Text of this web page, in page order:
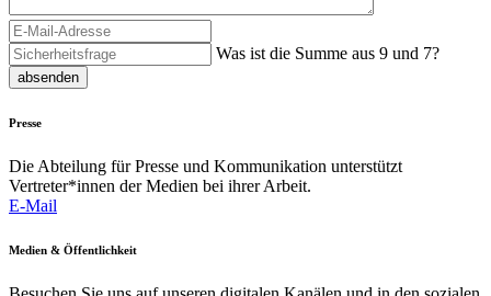
Was ist die Summe aus 9 und 7?
absenden
Presse
Die Abteilung für Presse und Kommunikation unterstützt
Vertreter*innen der Medien bei ihrer Arbeit.
E-Mail
Medien & Öffentlichkeit